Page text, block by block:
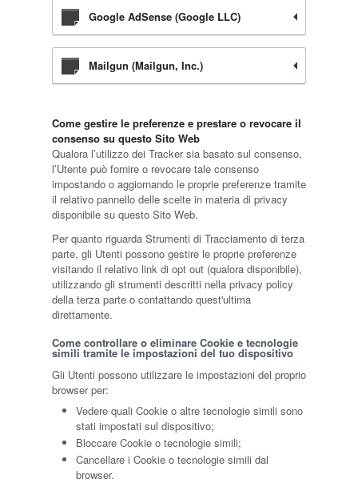
Google AdSense (Google LLC)
Mailgun (Mailgun, Inc.)
Come gestire le preferenze e prestare o revocare il
consenso su questo Sito Web
Qualora l’utilizzo dei Tracker sia basato sul consenso,
l’Utente può fornire o revocare tale consenso
impostando o aggiornando le proprie preferenze tramite
il relativo pannello delle scelte in materia di privacy
disponibile su questo Sito Web.
Per quanto riguarda Strumenti di Tracciamento di terza
parte, gli Utenti possono gestire le proprie preferenze
visitando il relativo link di opt out (qualora disponibile),
utilizzando gli strumenti descritti nella privacy policy
della terza parte o contattando quest'ultima
direttamente.
Come controllare o eliminare Cookie e tecnologie
simili tramite le impostazioni del tuo dispositivo
Gli Utenti possono utilizzare le impostazioni del proprio
browser per:
Vedere quali Cookie o altre tecnologie simili sono
stati impostati sul dispositivo;
Bloccare Cookie o tecnologie simili;
Cancellare i Cookie o tecnologie simili dal
browser.